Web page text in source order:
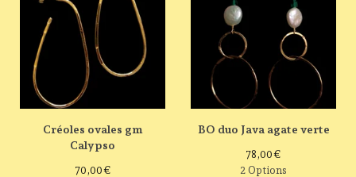
Créoles ovales gm
Calypso
70,00€
BO duo Java agate verte
78,00€
2 Options